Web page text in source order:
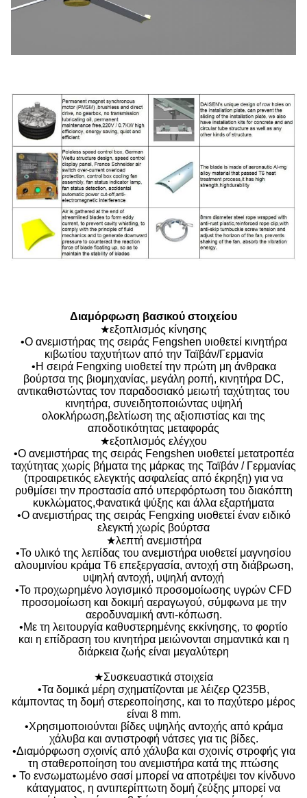
Διαμόρφωση βασικού στοιχείου
★εξοπλισμός κίνησης
•Ο ανεμιστήρας της σειράς Fengshen υιοθετεί κινητήρα
κιβωτίου ταχυτήτων από την Ταϊβάν/Γερμανία
•Η σειρά Fengxing υιοθετεί την πρώτη μη άνθρακα
βούρτσα της βιομηχανίας, μεγάλη ροπή, κινητήρα DC,
αντικαθιστώντας τον παραδοσιακό μειωτή ταχύτητας του
κινητήρα, συνειδητοποιώντας υψηλή
ολοκλήρωση,βελτίωση της αξιοπιστίας και της
αποδοτικότητας μεταφοράς
★εξοπλισμός ελέγχου
•Ο ανεμιστήρας της σειράς Fengshen υιοθετεί μετατροπέα
ταχύτητας χωρίς βήματα της μάρκας της Ταϊβάν / Γερμανίας
(προαιρετικός ελεγκτής ασφαλείας από έκρηξη) για να
ρυθμίσει την προστασία από υπερφόρτωση του διακόπτη
κυκλώματος,Φανατικά ψύξης και άλλα εξαρτήματα
•Ο ανεμιστήρας της σειράς Fengxing υιοθετεί έναν ειδικό
ελεγκτή χωρίς βούρτσα
★λεπτή ανεμιστήρα
•Το υλικό της λεπίδας του ανεμιστήρα υιοθετεί μαγνησίου
αλουμινίου κράμα T6 επεξεργασία, αντοχή στη διάβρωση,
υψηλή αντοχή, υψηλή αντοχή
•Το προχωρημένο λογισμικό προσομοίωσης υγρών CFD
προσομοίωση και δοκιμή αεραγωγού, σύμφωνα με την
αεροδυναμική αντι-κόπωση.
•Με τη λειτουργία καθυστερημένης εκκίνησης, το φορτίο
και η επίδραση του κινητήρα μειώνονται σημαντικά και η
διάρκεια ζωής είναι μεγαλύτερη
★Συσκευαστικά στοιχεία
•Τα δομικά μέρη σχηματίζονται με λέιζερ Q235B,
κάμποντας τη δομή στερεοποίησης, και το παχύτερο μέρος
είναι 8 mm.
•Χρησιμοποιούνται βίδες υψηλής αντοχής από κράμα
χάλυβα και αντιστροφή νάτσες για τις βίδες.
•Διαμόρφωση σχοινίς από χάλυβα και σχοινίς στροφής για
τη σταθεροποίηση του ανεμιστήρα κατά της πτώσης
• Το ενσωματωμένο σασί μπορεί να αποτρέψει τον κίνδυνο
κάταγματος, η αντιπερίπτωτη δομή ζεύξης μπορεί να